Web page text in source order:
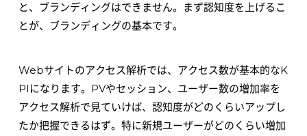
と、ブランディングはできません。まず認知度を上げるこ
とが、ブランディングの基本です。
Webサイトのアクセス解析では、アクセス数が基本的なK
PIになります。PVやセッション、ユーザー数の増加率を
アクセス解析で見ていけば、認知度がどのくらいアップし
たか把握できるはず。特に新規ユーザーがどのくらい増加